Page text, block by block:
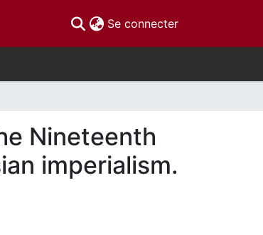
Se connecter(current)
Nineteenth
imperialism.